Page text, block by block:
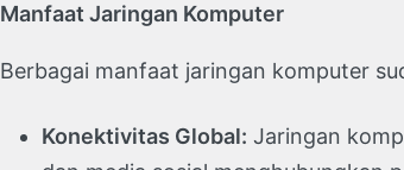
Manfaat Jaringan Komputer
Berbagai manfaat jaringan komputer
Konektivitas Global: Jaringan